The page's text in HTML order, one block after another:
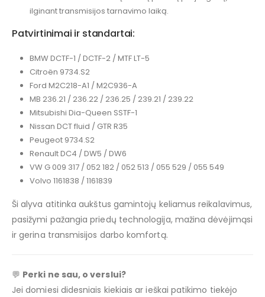
ilginant transmisijos tarnavimo laiką.
Patvirtinimai ir standartai:
BMW DCTF-1 / DCTF-2 / MTF LT-5
Citroën 9734.S2
Ford M2C218-A1 / M2C936-A
MB 236.21 / 236.22 / 236.25 / 239.21 / 239.22
Mitsubishi Dia-Queen SSTF-1
Nissan DCT fluid / GTR R35
Peugeot 9734.S2
Renault DC4 / DW5 / DW6
VW G 009 317 / 052 182 / 052 513 / 055 529 / 055 549
Volvo 1161838 / 1161839
Ši alyva atitinka aukštus gamintojų keliamus reikalavimus,
pasižymi pažangia priedų technologija, mažina dėvėjimąsi
ir gerina transmisijos darbo komfortą.
💬 Perki ne sau, o verslui?
Jei domiesi didesniais kiekiais ar ieškai patikimo tiekėjo